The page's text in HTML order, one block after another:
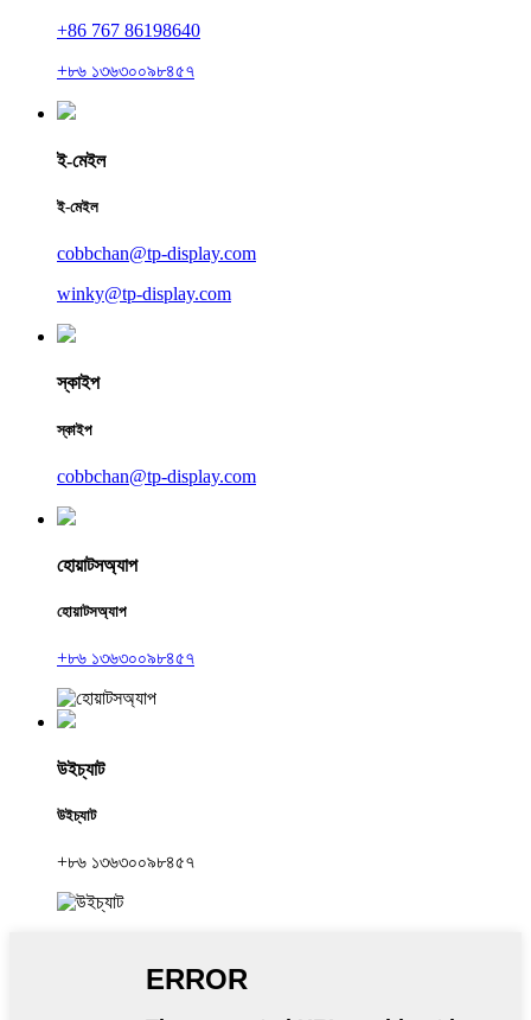
+86 767 86198640
+৮৬ ১৩৬৩০০৯৮৪৫৭
ই-মেইল
ই-মেইল
cobbchan@tp-display.com
winky@tp-display.com
স্কাইপ
স্কাইপ
cobbchan@tp-display.com
হোয়াটসঅ্যাপ
হোয়াটসঅ্যাপ
+৮৬ ১৩৬৩০০৯৮৪৫৭
উইচ্যাট
উইচ্যাট
+৮৬ ১৩৬৩০০৯৮৪৫৭